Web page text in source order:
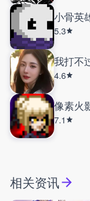
5.3
4.6
7.1
相关资讯